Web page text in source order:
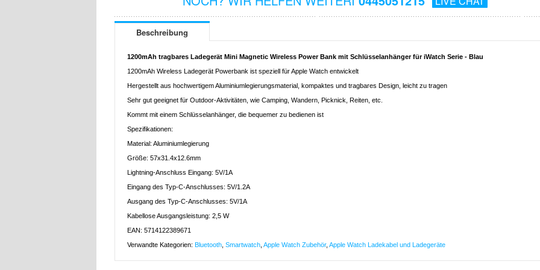
Beschreibung
1200mAh tragbares Ladegerät Mini Magnetic Wireless Power Bank mit Schlüsselanhänger für iWatch Serie - Blau
1200mAh Wireless Ladegerät Powerbank ist speziell für Apple Watch entwickelt
Hergestellt aus hochwertigem Aluminiumlegierungsmaterial, kompaktes und tragbares Design, leicht zu tragen
Sehr gut geeignet für Outdoor-Aktivitäten, wie Camping, Wandern, Picknick, Reiten, etc.
Kommt mit einem Schlüsselanhänger, die bequemer zu bedienen ist
Spezifikationen:
Material: Aluminiumlegierung
Größe: 57x31.4x12.6mm
Lightning-Anschluss Eingang: 5V/1A
Eingang des Typ-C-Anschlusses: 5V/1.2A
Ausgang des Typ-C-Anschlusses: 5V/1A
Kabellose Ausgangsleistung: 2,5 W
EAN: 5714122389671
Verwandte Kategorien: Bluetooth Smartwatch Apple Watch Zubehör, Apple Watch Ladekabel und Ladegeräte